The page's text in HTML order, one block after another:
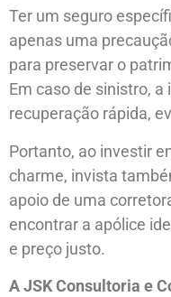
Ter um seguro
apenas uma
para preservar o
Em caso de sinistro,
recuperação rápida,
Portanto, ao investir
charme, invista
apoio de uma
encontrar a apólice
e preço justo.
A JSK Consultoria e